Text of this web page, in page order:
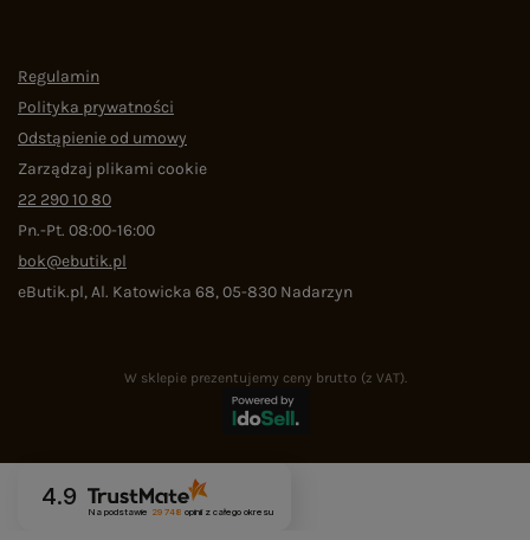
Regulamin
Polityka prywatności
Odstąpienie od umowy
Zarządzaj plikami cookie
22 290 10 80
Pn.-Pt. 08:00-16:00
bok@ebutik.pl
eButik.pl,Al. Katowicka 68,05-830 Nadarzyn
W sklepie prezentujemy ceny brutto (z VAT).
4.9
Na podstawie 29 748 opinii z całego okresu